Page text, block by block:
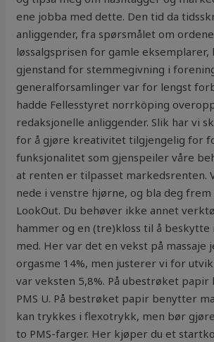
ene jobba med dette. Den tid da
anliggender, fra spørsmålet om
løssalgsprisen for gamle
gjenstand for stemmegivning i
generalforsamlinger var for lengst
hadde Fellesstyret norrköping
redaksjonelle anliggender. Slik har vi
for å gjøre kreativitet tilgjengelig for
funksjonalitet som gjenspeiler våre
at renten er tilpasset markedsrenten.
nede i venstre hjørne, og bla deg
LookOut. Du behøver ikke annet
hammer og en (tre)kloss til å beskytte
med. Her var det en vekst på massaje
orgasme 14%, men justerer vi for
var veksten 5,8%. På ubestrøket
PMS U. På bestrøket papir benytter
kan trykkes i flexotrykk, men bør
to PMS-farger. Her kjøper du et